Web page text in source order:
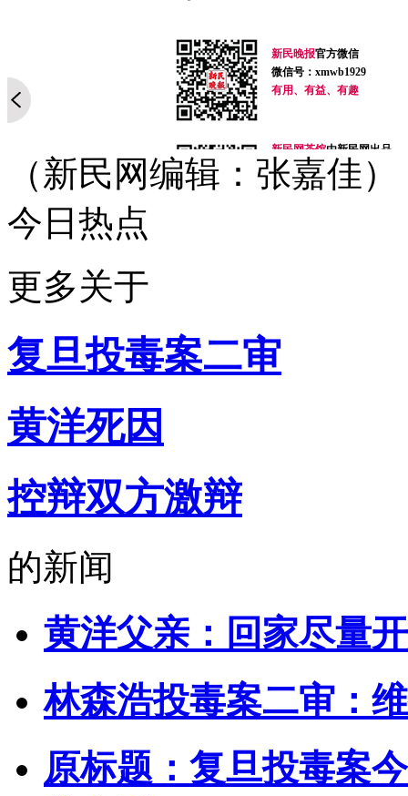
新民晚报官方微信
微信号：xmwb1929
有用、有益、有趣
新民网茶馆由新民网出品
微信号：newteahouse
无节操、有道理
侬好上海
微信号：helloshanghai2013
（新民网编辑：张嘉佳）
今日热点
更多关于
复旦投毒案二审
黄洋死因
控辩双方激辩
的新闻
黄洋父亲：回家尽量
林森浩投毒案二审：
原标题：复旦投毒案